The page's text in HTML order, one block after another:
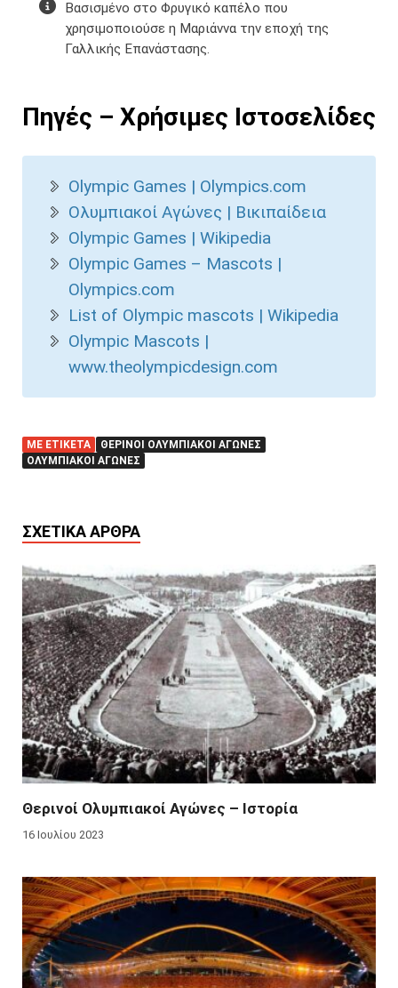
Βασισμένο στο Φρυγικό καπέλο που
χρησιμοποιούσε η Μαριάννα την εποχή της
Γαλλικής Επανάστασης.
Πηγές – Χρήσιμες Ιστοσελίδες
Olympic Games | Olympics.com
Ολυμπιακοί Αγώνες | Βικιπαίδεια
Olympic Games | Wikipedia
Olympic Games – Mascots |
Olympics.com
List of Olympic mascots | Wikipedia
Olympic Mascots |
www.theolympicdesign.com
ΜΕ ΕΤΙΚΈΤΑ
ΘΕΡΙΝΟΊ ΟΛΥΜΠΙΑΚΟΊ ΑΓΏΝΕΣ
ΟΛΥΜΠΙΑΚΟΊ ΑΓΏΝΕΣ
ΣΧΕΤΙΚΆ ΆΡΘΡΑ
Θερινοί Ολυμπιακοί Αγώνες – Ιστορία
16 Ιουλίου 2023